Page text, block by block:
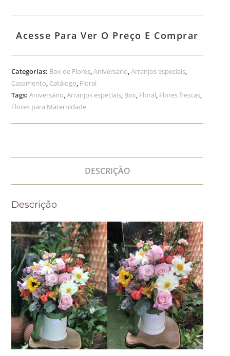
Acesse Para Ver O Preço E Comprar
Categorias: Box de Flores,Aniversário,Arranjos especiais,
Casamento, Catálogo, Floral
Tags:Aniversário,Arranjos especiais, Box, Floral, Flores frescas,
Flores para Maternidade
DESCRIÇÃO
Descrição